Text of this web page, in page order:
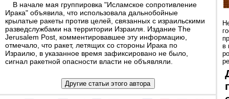
В начале мая группировка "Исламское сопротивление
Ирака" объявила, что использовала дальнобойные
крылатые ракеты против целей, связанных с израильскими
разведслужбами на территории Израиля. Издание The
Jerusalem Post, комментировавшее эту информацию,
отмечало, что ракет, летящих со стороны Ирака по
Израилю, в указанное время зафиксировано не было,
сигнал ракетной опасности власти не объявляли.
в